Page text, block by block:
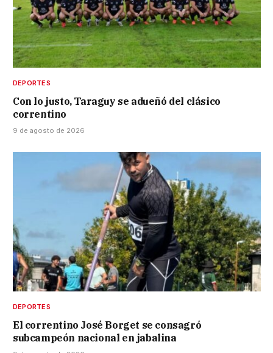
DEPORTES
Con lo justo, Taraguy se adueñó del clásico
correntino
9 de agosto de 2026
DEPORTES
El correntino José Borget se consagró
subcampeón nacional en jabalina